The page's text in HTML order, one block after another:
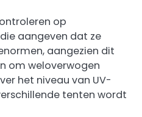
op
aangeven dat ze
aangezien dit
om weloverwogen
het niveau van UV-
tenten wordt